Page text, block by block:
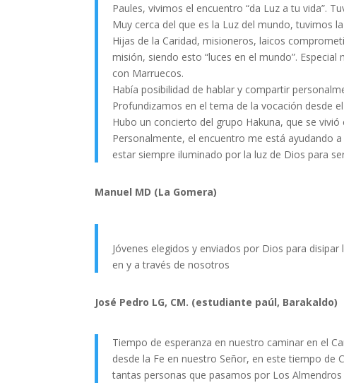
Paules, vivimos el encuentro “da Luz a tu vida”.
Muy cerca del que es la Luz del mundo, tuvimos
Hijas de la Caridad, misioneros, laicos
misión, siendo esto “luces en el mundo”.
con Marruecos.
Había posibilidad de hablar y compartir
Profundizamos en el tema de la vocación desde
Hubo un concierto del grupo Hakuna, que se vivió
Personalmente, el encuentro me está ayudando
estar siempre iluminado por la luz de Dios para
Manuel MD (La Gomera)
Jóvenes elegidos y enviados por Dios para
en y a través de nosotros
José Pedro LG, CM. (estudiante paúl, Barakaldo)
Tiempo de esperanza en nuestro caminar en el
desde la Fe en nuestro Señor, en este tiempo de
tantas personas que pasamos por Los